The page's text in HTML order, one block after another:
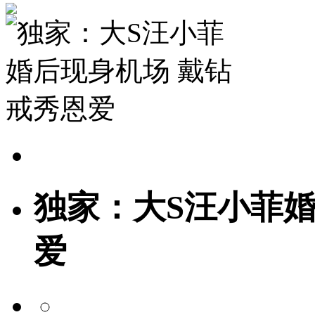
独家：大S汪小菲
爱